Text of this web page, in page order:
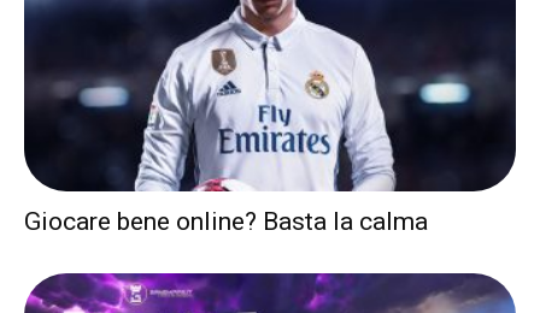
Giocare bene online? Basta la calma